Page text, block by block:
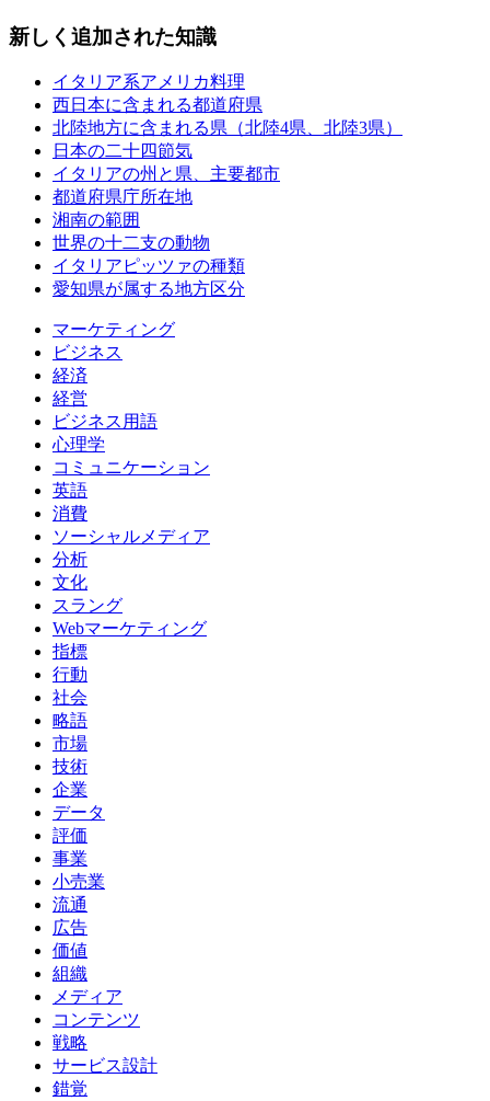
新しく追加された知識
イタリア系アメリカ料理
西日本に含まれる都道府県
北陸地方に含まれる県（北陸4県、北陸3県）
日本の二十四節気
イタリアの州と県、主要都市
都道府県庁所在地
湘南の範囲
世界の十二支の動物
イタリアピッツァの種類
愛知県が属する地方区分
マーケティング
ビジネス
経済
経営
ビジネス用語
心理学
コミュニケーション
英語
消費
ソーシャルメディア
分析
文化
スラング
Webマーケティング
指標
行動
社会
略語
市場
技術
企業
データ
評価
事業
小売業
流通
広告
価値
組織
メディア
コンテンツ
戦略
サービス設計
錯覚